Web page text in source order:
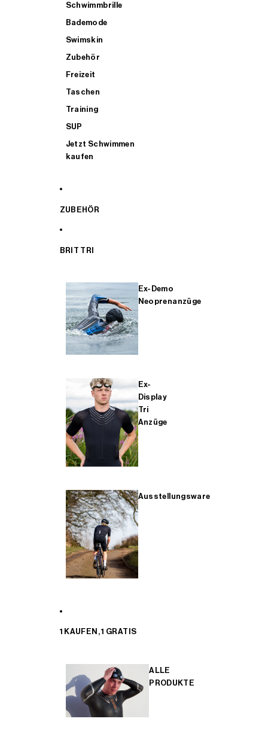
Schwimmbrille
Bademode
Swimskin
Zubehör
Freizeit
Taschen
Training
SUP
Jetzt Schwimmen
kaufen
ZUBEHÖR
BRIT TRI
Ex-Demo
Neoprenanzüge
Ex-
Display
Tri
Anzüge
Ausstellungsware
1 KAUFEN, 1 GRATIS
ALLE
PRODUKTE